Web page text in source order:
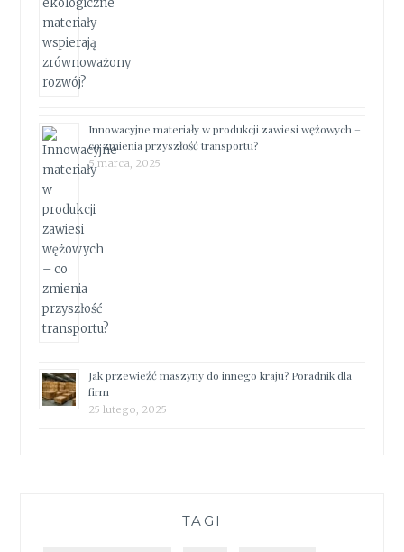
Innowacyjne materiały w produkcji zawiesi wężowych –
co zmienia przyszłość transportu?
5 marca, 2025
Jak przewieźć maszyny do innego kraju? Poradnik dla
firm
25 lutego, 2025
TAGI